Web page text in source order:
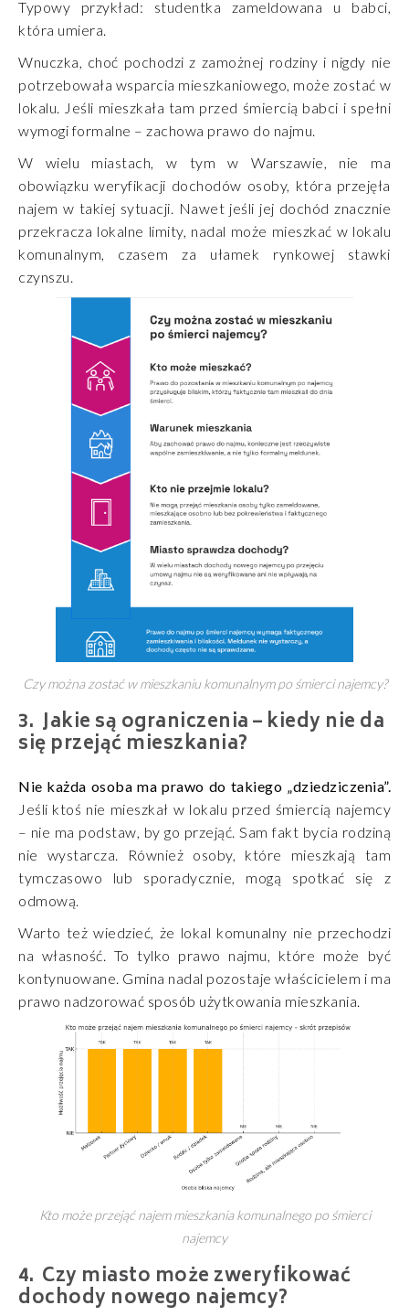
Typowy przykład: studentka zameldowana u babci,
która umiera.
Wnuczka, choć pochodzi z zamożnej rodziny i nigdy nie
potrzebowała wsparcia mieszkaniowego, może zostać w
lokalu. Jeśli mieszkała tam przed śmiercią babci i spełni
wymogi formalne – zachowa prawo do najmu.
W wielu miastach, w tym w Warszawie, nie ma
obowiązku weryfikacji dochodów osoby, która przejęła
najem w takiej sytuacji. Nawet jeśli jej dochód znacznie
przekracza lokalne limity, nadal może mieszkać w lokalu
komunalnym, czasem za ułamek rynkowej stawki
czynszu.
Czy można zostać w mieszkaniu komunalnym po śmierci najemcy?
Jakie są ograniczenia – kiedy nie da
się przejąć mieszkania?
Nie każda osoba ma prawo do takiego „dziedziczenia”.
Jeśli ktoś nie mieszkał w lokalu przed śmiercią najemcy
– nie ma podstaw, by go przejąć. Sam fakt bycia rodziną
nie wystarcza. Również osoby, które mieszkają tam
tymczasowo lub sporadycznie, mogą spotkać się z
odmową.
Warto też wiedzieć, że lokal komunalny nie przechodzi
na własność. To tylko prawo najmu, które może być
kontynuowane. Gmina nadal pozostaje właścicielem i ma
prawo nadzorować sposób użytkowania mieszkania.
Kto może przejąć najem mieszkania komunalnego po śmierci
najemcy
Czy miasto może zweryfikować
dochody nowego najemcy?